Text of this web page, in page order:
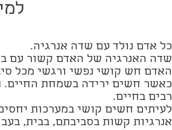
כל אדם נולד עם שדה אנרגיה.
שדה האנרגיה של האדם קשור עם
האדם חש קושי נפשי ורגשי מכל
כאשר חשים ירידה בשמחת
רבים בחיים.
לעיתים חשים קושי במערכות
אנרגיות קשות בסביבתם, בבית,